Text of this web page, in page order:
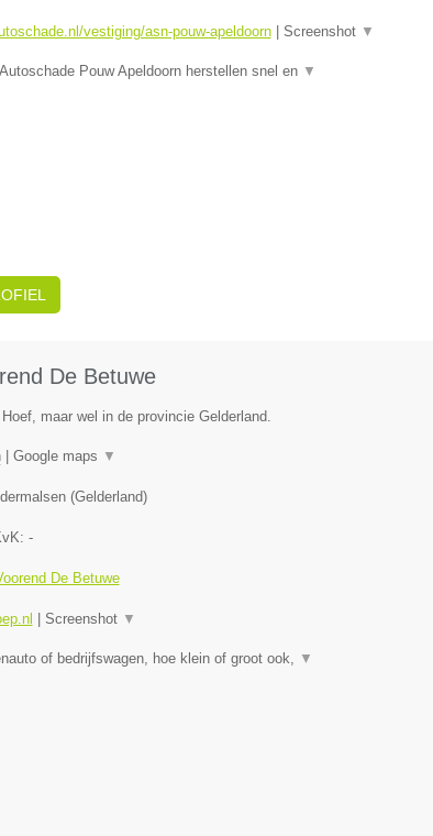
vestiging/asn-pouw-apeldoorn| Screenshot ▼
Pouw Apeldoorn herstellen snel en ▼
De Betuwe
maar wel in de provincie Gelderland.
| Google maps ▼
(Gelderland)
-
De Betuwe
Screenshot ▼
of bedrijfswagen, hoe klein of groot ook, ▼